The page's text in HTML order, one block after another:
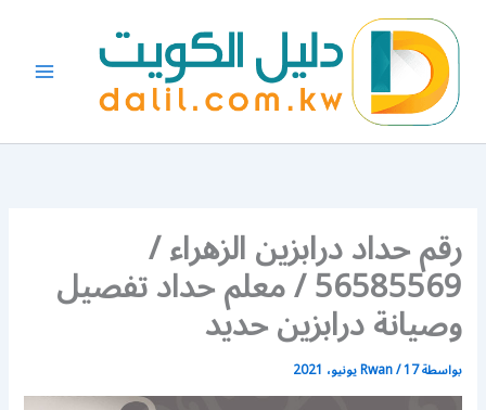
المحتوى
رقم حداد درابزين الزهراء /
56585569 / معلم حداد تفصيل
وصيانة درابزين حديد
بواسطة Rwan/17 يونيو، 2021